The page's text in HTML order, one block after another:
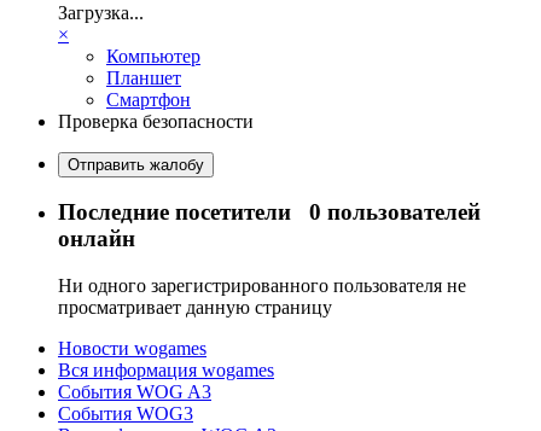
Загрузка...
×
Компьютер
Планшет
Смартфон
Проверка безопасности
Отправить жалобу
Последние посетители 0 пользователей
онлайн
Ни одного зарегистрированного пользователя не
просматривает данную страницу
Новости wogames
Вся информация wogames
События WOG A3
События WOG3